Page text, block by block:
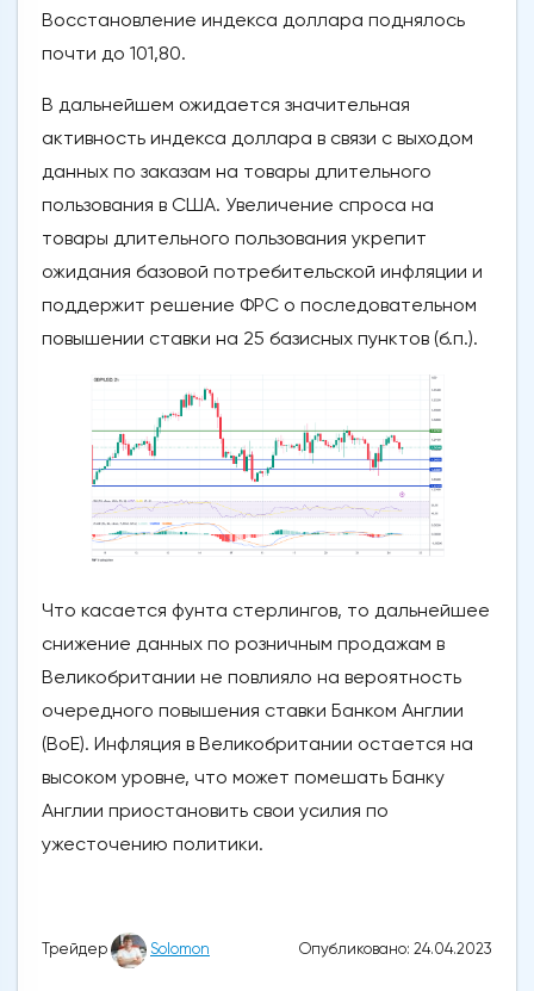
Восстановление индекса доллара поднялось
почти до 101,80.
В дальнейшем ожидается значительная
активность индекса доллара в связи с выходом
данных по заказам на товары длительного
пользования в США. Увеличение спроса на
товары длительного пользования укрепит
ожидания базовой потребительской инфляции и
поддержит решение ФРС о последовательном
повышении ставки на 25 базисных пунктов (б.п.).
Что касается фунта стерлингов, то дальнейшее
снижение данных по розничным продажам в
Великобритании не повлияло на вероятность
очередного повышения ставки Банком Англии
(BoE). Инфляция в Великобритании остается на
высоком уровне, что может помешать Банку
Англии приостановить свои усилия по
ужесточению политики.
Трейдер Solomon Опубликовано: 24.04.2023